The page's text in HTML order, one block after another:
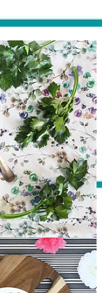
|Costillas de cerdo